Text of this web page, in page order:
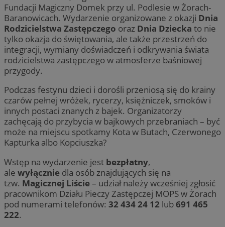
Fundacji Magiczny Domek przy ul. Podlesie w Żorach-
Baranowicach. Wydarzenie organizowane z okazji Dnia
Rodzicielstwa Zastępczego oraz Dnia Dziecka to nie
tylko okazja do świętowania, ale także przestrzeń do
integracji, wymiany doświadczeń i odkrywania świata
rodzicielstwa zastępczego w atmosferze baśniowej
przygody.
Podczas festynu dzieci i dorośli przeniosą się do krainy
czarów pełnej wróżek, rycerzy, księżniczek, smoków i
innych postaci znanych z bajek. Organizatorzy
zachęcają do przybycia w bajkowych przebraniach – być
może na miejscu spotkamy Kota w Butach, Czerwonego
Kapturka albo Kopciuszka?
Wstęp na wydarzenie jest bezpłatny,
ale wyłącznie dla osób znajdujących się na
tzw. Magicznej Liście– udział należy wcześniej zgłosić
pracownikom Działu Pieczy Zastępczej MOPS w Żorach
pod numerami telefonów: 32 434 24 12 lub691 465
222.